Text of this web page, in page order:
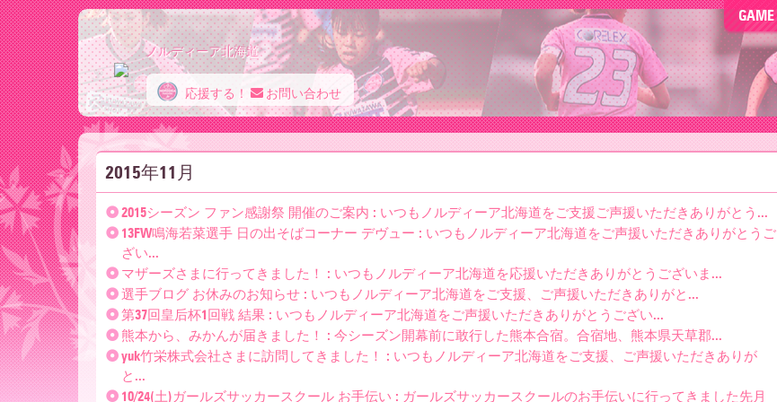
GAME
ノ
ル
デ
ィ
ノルディーア北海道
応援する！ お問い合わせ
2015年11月
2015シーズン ファン感謝祭 開催のご案内 : いつもノルディーア北海道をご支援ご声援いただきありがとう...
13FW鳴海若菜選手 日の出そばコーナー デヴュー : いつもノルディーア北海道をご声援いただきありがとうご
ざい...
マザーズさまに行ってきました！ : いつもノルディーア北海道を応援いただきありがとうございま...
選手ブログ お休みのお知らせ : いつもノルディーア北海道をご支援、ご声援いただきありがと...
第37回皇后杯1回戦 結果 : いつもノルディーア北海道をご声援いただきありがとうござい...
熊本から、みかんが届きました！ : 今シーズン開幕前に敢行した熊本合宿。合宿地、熊本県天草郡...
yuk竹栄株式会社さまに訪問してきました！ : いつもノルディーア北海道をご支援、ご声援いただきありが
と...
10/24(土)ガールズサッカースクール お手伝い : ガールズサッカースクールのお手伝いに行ってきました先月